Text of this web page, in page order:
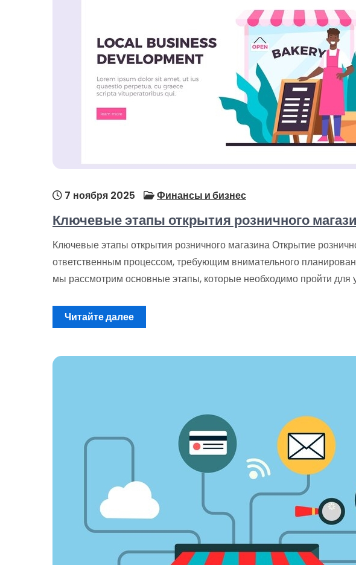
7 ноября 2025 Финансы и бизнес
Ключевые этапы открытия розничного
Ключевые этапы открытия розничного магазина Открытие
ответственным процессом, требующим внимательного
мы рассмотрим основные этапы, которые необходимо пройти для
Читайте далее